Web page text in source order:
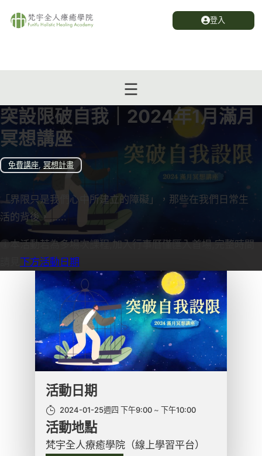
登入
突設限破自我｜2024年1月滿月
冥想講座
免費講座, 冥想計畫
「界限只是我們心中所建立的障礙」，那些在我們日常生
活的背後，…...
本活動若為多場次課程,加入行事曆僅匯入首場,完整時間
下方活動日期
活動日期
2024-01-25週四 下午9:00 下午10:00
活動地點
梵宇全人療癒學院（線上學習平台）